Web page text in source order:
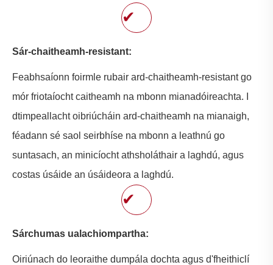
✔
Sár-chaitheamh-resistant:
Feabhsaíonn foirmle rubair ard-chaitheamh-resistant go
mór friotaíocht caitheamh na mbonn mianadóireachta. I
dtimpeallacht oibriúcháin ard-chaitheamh na mianaigh,
féadann sé saol seirbhíse na mbonn a leathnú go
suntasach, an minicíocht athsholáthair a laghdú, agus
costas úsáide an úsáideora a laghdú.
✔
Sárchumas ualachiompartha:
Oiriúnach do leoraithe dumpála dochta agus d'fheithiclí